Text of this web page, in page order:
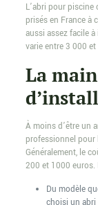
L’abri pour
prisés en France à
aussi assez facile
varie entre 3 000
La
À moins d’être un
professionnel pour
Généralement, le
200 et 1000 euros.
Du modèle